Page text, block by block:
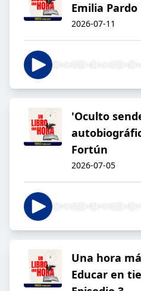
Emilia Pardo
2026-07-11
'Oculto
Fortún
2026-07-05
Una hora
Educar en